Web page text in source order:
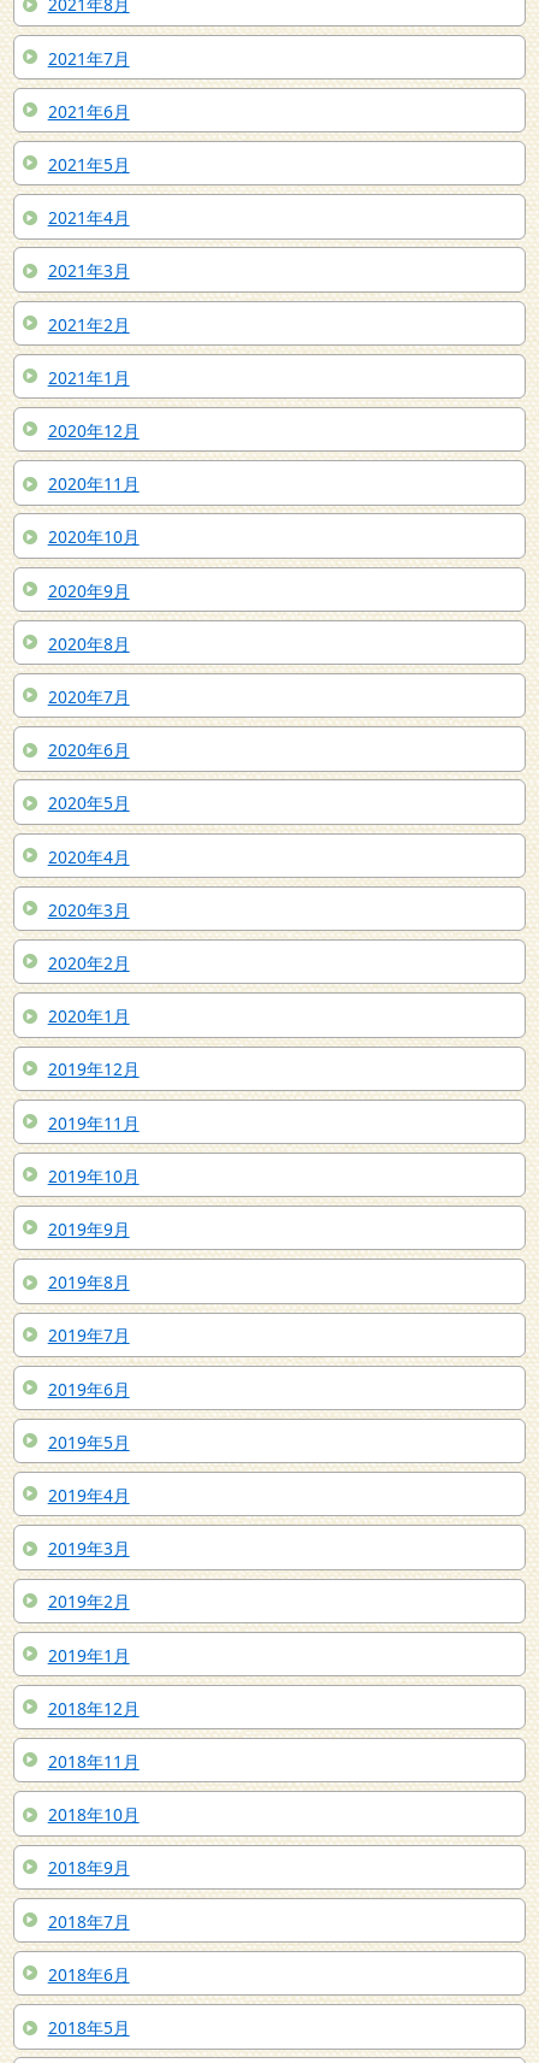
2021年7月
2021年6月
2021年5月
2021年4月
2021年3月
2021年2月
2021年1月
2020年12月
2020年11月
2020年10月
2020年9月
2020年8月
2020年7月
2020年6月
2020年5月
2020年4月
2020年3月
2020年2月
2020年1月
2019年12月
2019年11月
2019年10月
2019年9月
2019年8月
2019年7月
2019年6月
2019年5月
2019年4月
2019年3月
2019年2月
2019年1月
2018年12月
2018年11月
2018年10月
2018年9月
2018年7月
2018年6月
2018年5月